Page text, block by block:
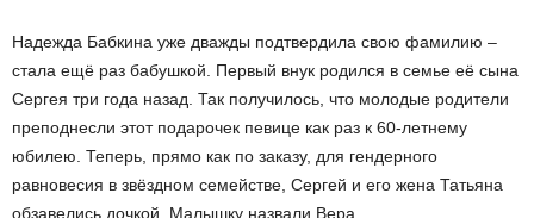
Надежда Бабкина уже дважды подтвердила свою фамилию –
стала ещё раз бабушкой. Первый внук родился в семье её сына
Сергея три года назад. Так получилось, что молодые родители
преподнесли этот подарочек певице как раз к 60-летнему
юбилею. Теперь, прямо как по заказу, для гендерного
равновесия в звёздном семействе, Сергей и его жена Татьяна
обзавелись дочкой. Малышку назвали Вера.